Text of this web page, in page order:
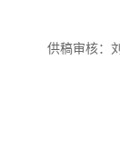
供稿审核：